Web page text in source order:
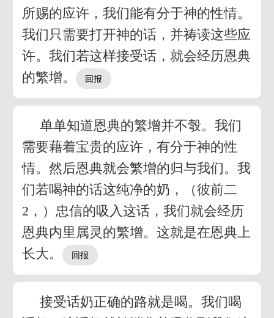
所赐的应许，我们能有分于神的性情。
我们只需要打开神的话，并祷读这些应
许。我们若这样接受话，就会经历恩典
的繁增。
单单知道恩典的繁增并不彀。我们
需要藉着宝贵的应许，有分于神的性
情。然后恩典就会繁增的归与我们。我
们若喝神的话这纯净的奶，（彼前二
2，）忠信的吸入这话，我们就会经历
恩典内里属灵的繁增。这就是在恩典上
长大。
接受话奶正确的路就是喝。我们喝